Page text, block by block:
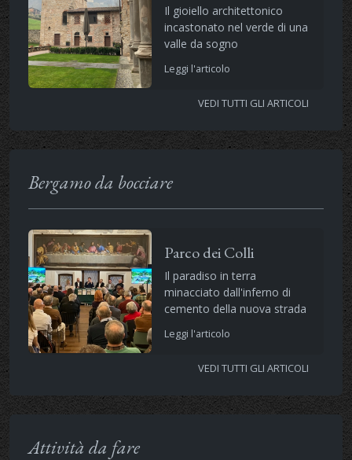
Il gioiello architettonico
incastonato nel verde di una
valle da sogno
Leggi l'articolo
VEDI TUTTI GLI ARTICOLI
Bergamo da bocciare
Parco dei Colli
Il paradiso in terra
minacciato dall'inferno di
cemento della nuova strada
Leggi l'articolo
VEDI TUTTI GLI ARTICOLI
Attività da fare